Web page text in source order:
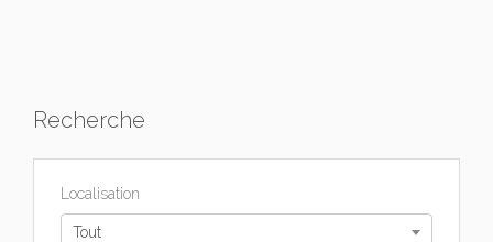
Recherche
Localisation
Tout